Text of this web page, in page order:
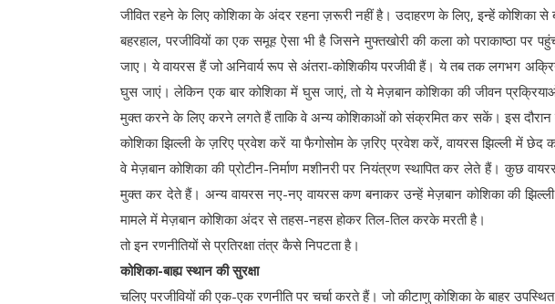
जीवित रहने के लिए कोशिका के अंदर रहना ज़रूरी नहीं है। उदाहरण के लिए, इन्हें कोशिका से
बहरहाल, परजीवियों का एक समूह ऐसा भी है जिसने मुफ्तखोरी की कला को पराकाष्ठा पर
जाए। ये वायरस हैं जो अनिवार्य रूप से अंतरा-कोशिकीय परजीवी हैं। ये तब तक लगभग
घुस जाएं। लेकिन एक बार कोशिका में घुस जाएं, तो ये मेज़बान कोशिका की जीवन
मुक्त करने के लिए करने लगते हैं ताकि वे अन्य कोशिकाओं को संक्रमित कर सकें। इस दौरान
कोशिका झिल्ली के ज़रिए प्रवेश करें या फैगोसोम के ज़रिए प्रवेश करें, वायरस झिल्ली में
वे मेज़बान कोशिका की प्रोटीन-निर्माण मशीनरी पर नियंत्रण स्थापित कर लेते हैं। कुछ
मुक्त कर देते हैं। अन्य वायरस नए-नए वायरस कण बनाकर उन्हें मेज़बान कोशिका की
मामले में मेज़बान कोशिका अंदर से तहस-नहस होकर तिल-तिल करके मरती है।
तो इन रणनीतियों से प्रतिरक्षा तंत्र कैसे निपटता है।
कोशिका-बाह्य स्थान की सुरक्षा
चलिए परजीवियों की एक-एक रणनीति पर चर्चा करते हैं। जो कीटाणु कोशिका के बाहर